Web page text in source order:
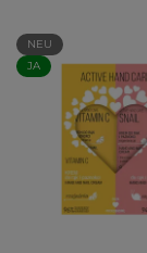
NEU
JA